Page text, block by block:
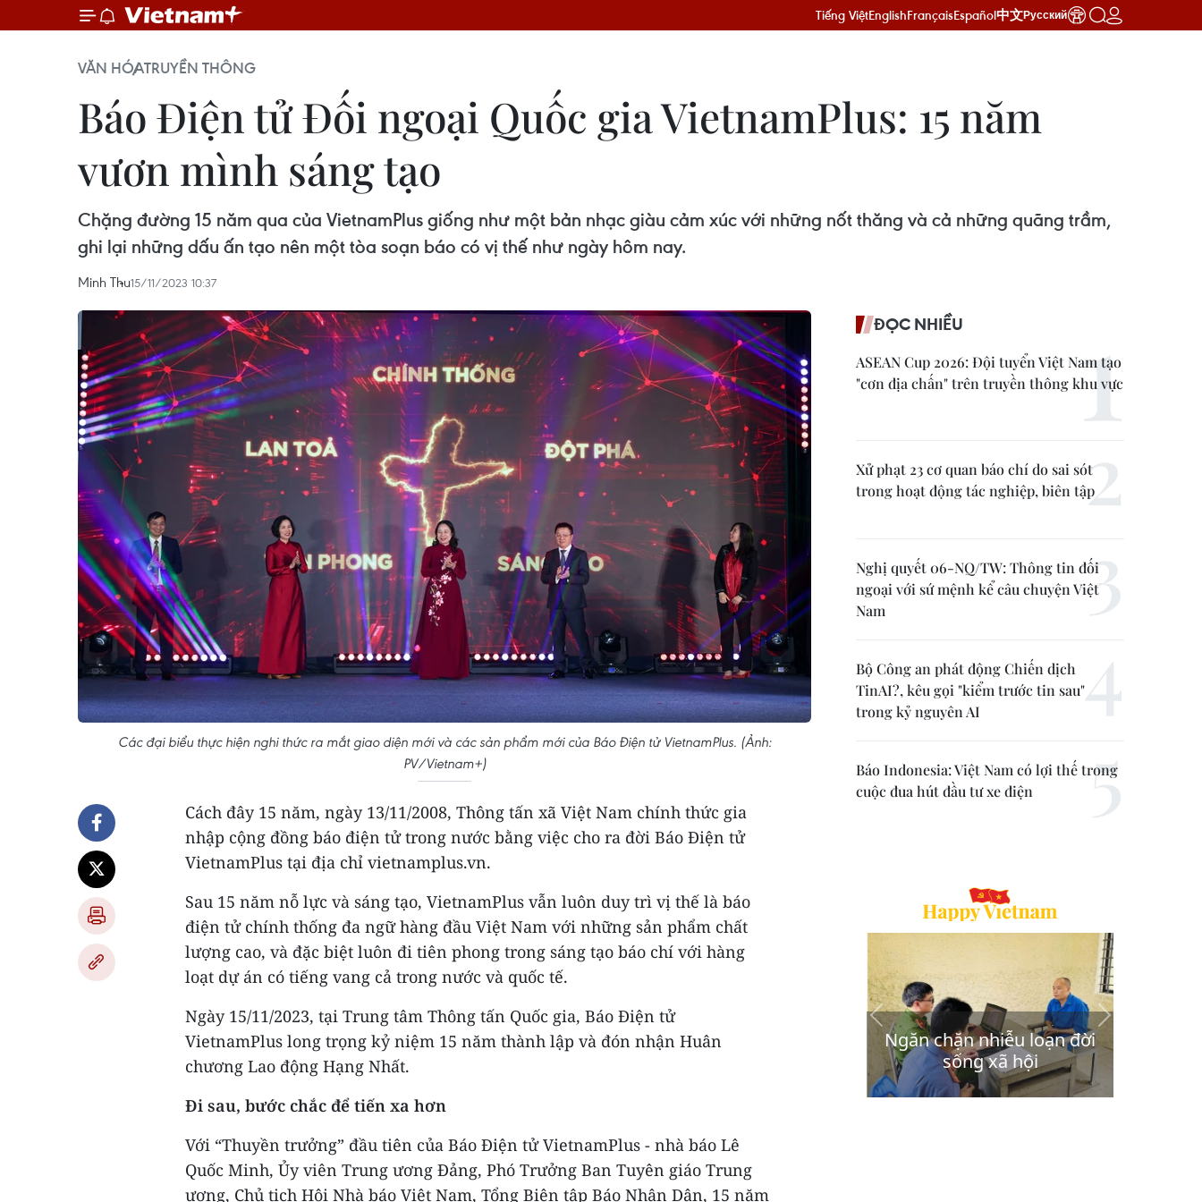
Tiếng ViệtEnglishFrançaisEspañol中文Русский
VĂN HÓATRUYỀN THÔNG
Báo Điện tử Đối ngoại Quốc gia VietnamPlus: 15 năm
vươn mình sáng tạo
Chặng đường 15 năm qua của VietnamPlus giống như một bản nhạc giàu cảm xúc với những nốt thăng và cả những quãng trầm,
ghi lại những dấu ấn tạo nên một tòa soạn báo có vị thế như ngày hôm nay.
Minh Thu15/11/2023 10:37
Các đại biểu thực hiện nghi thức ra mắt giao diện mới và các sản phẩm mới của Báo Điện tử VietnamPlus. (Ảnh:
PV/Vietnam+)
Cách đây 15 năm, ngày 13/11/2008, Thông tấn xã Việt Nam chính thức gia
nhập cộng đồng báo điện tử trong nước bằng việc cho ra đời Báo Điện tử
VietnamPlus tại địa chỉ vietnamplus.vn.
Sau 15 năm nỗ lực và sáng tạo, VietnamPlus vẫn luôn duy trì vị thế là báo
điện tử chính thống đa ngữ hàng đầu Việt Nam với những sản phẩm chất
lượng cao, và đặc biệt luôn đi tiên phong trong sáng tạo báo chí với hàng
loạt dự án có tiếng vang cả trong nước và quốc tế.
Ngày 15/11/2023, tại Trung tâm Thông tấn Quốc gia, Báo Điện tử
VietnamPlus long trọng kỷ niệm 15 năm thành lập và đón nhận Huân
chương Lao động Hạng Nhất.
Đi sau, bước chắc để tiến xa hơn
Với “Thuyền trưởng” đầu tiên của Báo Điện tử VietnamPlus - nhà báo Lê
Quốc Minh, Ủy viên Trung ương Đảng, Phó Trưởng Ban Tuyên giáo Trung
ương, Chủ tịch Hội Nhà báo Việt Nam, Tổng Biên tập Báo Nhân Dân, 15 năm
ĐỌC NHIỀU
ASEAN Cup 2026: Đội tuyển Việt Nam tạo
"cơn địa chấn" trên truyền thông khu vực
Xử phạt 23 cơ quan báo chí do sai sót
trong hoạt động tác nghiệp, biên tập
Nghị quyết 06-NQ/TW: Thông tin đối
ngoại với sứ mệnh kể câu chuyện Việt
Nam
Bộ Công an phát động Chiến dịch
TinAI?, kêu gọi "kiểm trước tin sau"
trong kỷ nguyên AI
Báo Indonesia: Việt Nam có lợi thế trong
cuộc đua hút đầu tư xe điện